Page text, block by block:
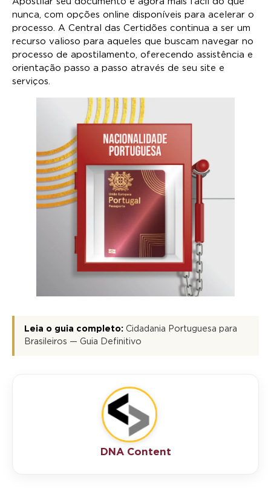
nunca, com opções online disponíveis para acelerar o
processo. A Central das Certidões continua a ser um
recurso valioso para aqueles que buscam navegar no
processo de apostilamento, oferecendo assistência e
orientação passo a passo através de seu site e
serviços.
Leia o guia completo: Cidadania Portuguesa para
Brasileiros — Guia Definitivo
DNA Content